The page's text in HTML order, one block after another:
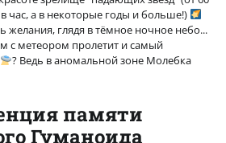
час, а в некоторые годы и больше!)
желания, глядя в тёмное ночное небо...
с метеором пролетит и самый
? Ведь в аномальной зоне Молебка
памяти
Гуманоида